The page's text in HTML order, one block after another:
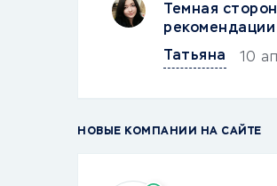
Темная
Татьяна
10
НОВЫЕ КОМПАНИИ НА САЙТЕ